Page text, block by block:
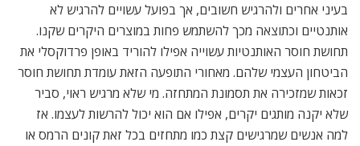
בעיני אחרים ולהרגיש חשובים, אך בפועל עשויים להרגיש לא
אותנטיים וכתוצאה מכך להשתמש פחות במוצרים היקרים שקנו.
תחושת חוסר האותנטיות עשוייה אפילו להוריד באופן פרדוקסלי את
הביטחון העצמי שלהם. מאחורי התופעה הזאת עומדת תחושת חוסר
זכאות שמזכירה את תסמונת המתחזה. מי שלא מרגיש ראוי, סביר
שלא יקנה מותגים יקרים, אפילו אם הוא יכול להרשות לעצמו. אז
למה אנשים שמרגישים קצת כמו מתחזים בכל זאת קונים הרמס או